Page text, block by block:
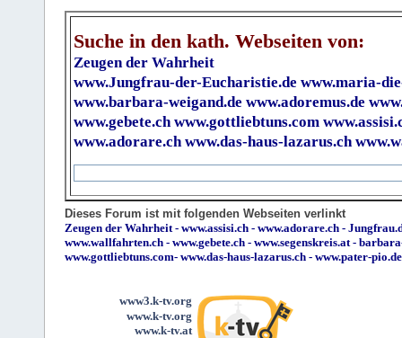
Suche in den kath. Webseiten von:
Zeugen der Wahrheit
www.Jungfrau-der-Eucharistie.de www.maria-
www.barbara-weigand.de www.adoremus.de
www.gebete.ch www.gottliebtuns.com
www.adorare.ch www.das-haus-lazarus.ch
Dieses Forum ist mit folgenden Webseiten verlinkt
Zeugen der Wahrheit - www.assisi.ch - www.adorare.ch -
www.wallfahrten.ch - www.gebete.ch - www.segenskreis.at -
www.gottliebtuns.com- www.das-haus-lazarus.ch - www.pater-pio.de
www3.k-tv.org
www.k-tv.org
www.k-tv.at